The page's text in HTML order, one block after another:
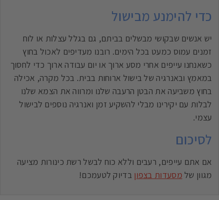
כדי להימנע מבישול
יש אנשים שבקושי מבשלים בביתם, גם בגלל עצלות או לוח
זמנים עמוס כמעט בכל הימים. רובנו מעדיפים לאכול בחוץ
כשאנחנו עייפים אחרי מסע ארוך או יום עבודה ארוך כדי לחסוך
במאמץ ובאנרגיה של בישול ארוחות בבית. בכל מקרה, אכילה
בחוץ משביעה את הבטן הרעבה שלנו ומרווה את הצמא שלנו
לבלות עם יקירינו מבלי להשקיע זמן ואנרגיה נוספים לבישול
עצמי.
לסיכום
אם אתם עייפים, רעבים וללא כוח לבשל רשת כינורות מציעה
מגוון של מסעדות בצפון בדיוק לטעמכם!